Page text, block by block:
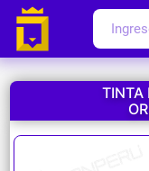
TINTA